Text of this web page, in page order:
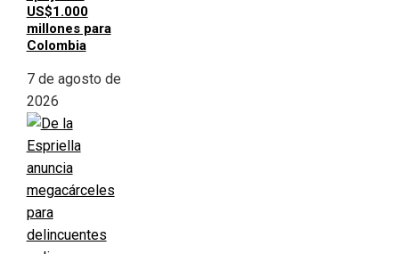
US$1.000
millones para
Colombia
7 de agosto de
2026